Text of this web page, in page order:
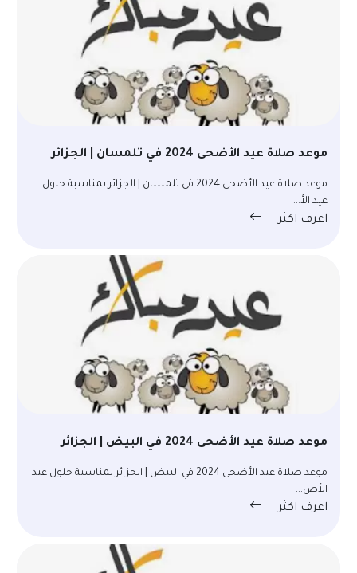
موعد صلاة عيد الأضحى 2024 في تلمسان | الجزائر
موعد صلاة عيد الأضحى 2024 في تلمسان | الجزائر بمناسبة حلول
عيد الأ...
اعرف اكثر
موعد صلاة عيد الأضحى 2024 في البيض | الجزائر
موعد صلاة عيد الأضحى 2024 في البيض | الجزائر بمناسبة حلول عيد
الأض...
اعرف اكثر